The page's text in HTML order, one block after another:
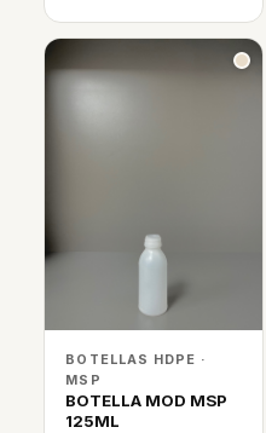
BOTELLAS HDPE ·
MSP
BOTELLA MOD MSP
125ML